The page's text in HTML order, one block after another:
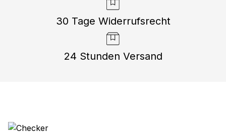
30 Tage Widerrufsrecht
24 Stunden Versand